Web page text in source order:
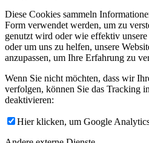
Diese Cookies sammeln
Form verwendet werden, um zu
genutzt wird oder wie effektiv
oder um uns zu helfen, unsere
anzupassen, um Ihre Erfahrung zu
Wenn Sie nicht möchten, dass wir
verfolgen, können Sie das Tracking
deaktivieren:
Hier klicken, um Google